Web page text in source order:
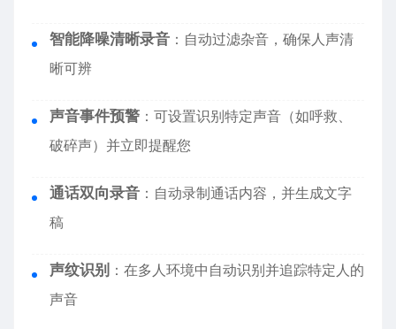
智能降噪清晰录音 ：自动过滤杂音，确保人声清
晰可辨
声音事件预警 ：可设置识别特定声音（如呼救、
破碎声）并立即提醒您
通话双向录音 ：自动录制通话内容，并生成文字
稿
声纹识别 ：在多人环境中自动识别并追踪特定人的
声音